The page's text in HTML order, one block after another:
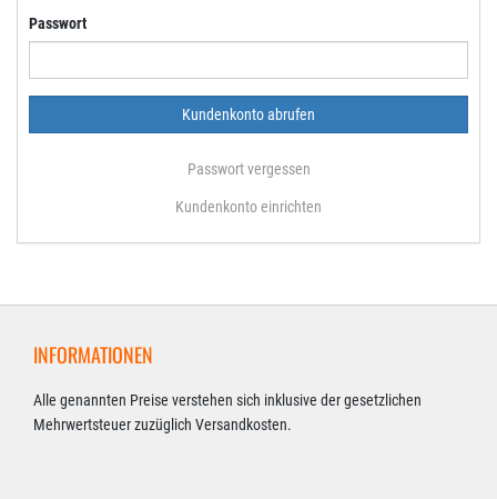
Passwort
Passwort vergessen
Kundenkonto einrichten
INFORMATIONEN
Alle genannten Preise verstehen sich inklusive der gesetzlichen
Mehrwertsteuer zuzüglich Versandkosten.